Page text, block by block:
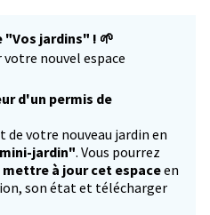
"Vos jardins" ! 🌱
votre nouvel espace
d'un permis de
votre nouveau jardin en
jardin". Vous pourrez
à jour cet espaceen
son état et télécharger